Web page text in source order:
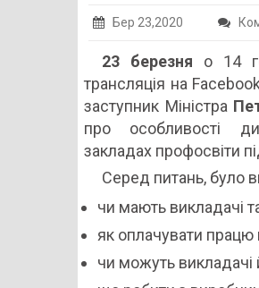
Бер 23,2020
23 березня о 14
трансляція на
заступник Міністра
про особливості
закладах профосвіти
Серед питань, було
чи мають викладачі
як оплачувати працю
чи можуть викладачі